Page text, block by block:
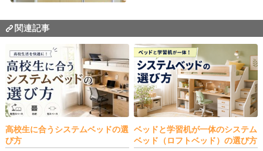
関連記事
高校生に合うシステムベッドの選
び方
ベッドと学習机が一体のシステム
ベッド（ロフトベッド）の選び方